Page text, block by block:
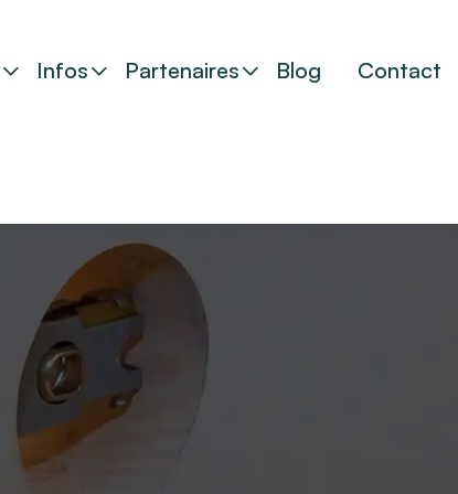
Infos Partenaires Blog Contact